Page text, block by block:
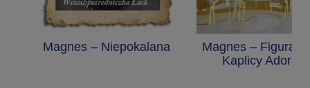
Magnes – Niepokalana
Magnes – Figura
Kaplicy Adoracji